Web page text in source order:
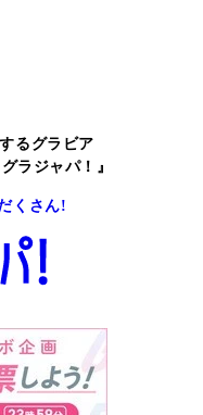
るグラビア
ラジャパ！』
くさん!